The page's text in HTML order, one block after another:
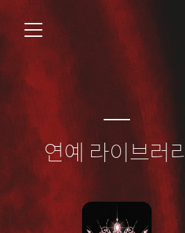
연예 라이브러리